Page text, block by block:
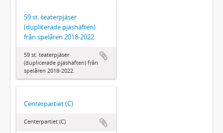
59 st. teaterpjäser
(duplicerade pjäshäften)
från spelåren 2018-2022.
59 st. teaterpjäser
(duplicerade pjäshäften) från
spelåren 2018-2022.
Centerpartiet (C)
Centerpartiet (C)